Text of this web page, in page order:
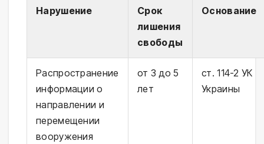
Нарушение
Срок
лишения
свободы
Основание
Распространение
информации о
направлении и
перемещении
вооружения
от 3 до 5
лет
ст. 114-2 УК
Украины